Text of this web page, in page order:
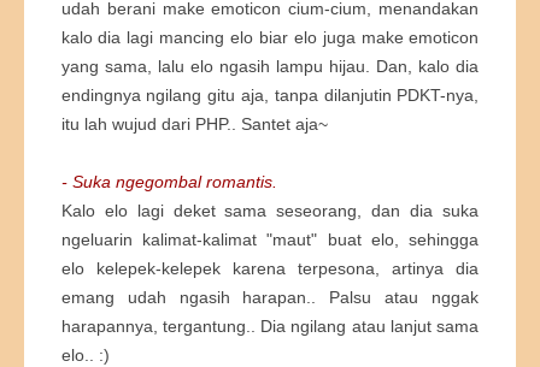
udah berani make emoticon cium-cium, menandakan
kalo dia lagi mancing elo biar elo juga make emoticon
yang sama, lalu elo ngasih lampu hijau. Dan, kalo dia
endingnya ngilang gitu aja, tanpa dilanjutin PDKT-nya,
itu lah wujud dari PHP.. Santet aja~
- Suka ngegombal romantis.
Kalo elo lagi deket sama seseorang, dan dia suka
ngeluarin kalimat-kalimat "maut" buat elo, sehingga
elo kelepek-kelepek karena terpesona, artinya dia
emang udah ngasih harapan.. Palsu atau nggak
harapannya, tergantung.. Dia ngilang atau lanjut sama
elo.. :)